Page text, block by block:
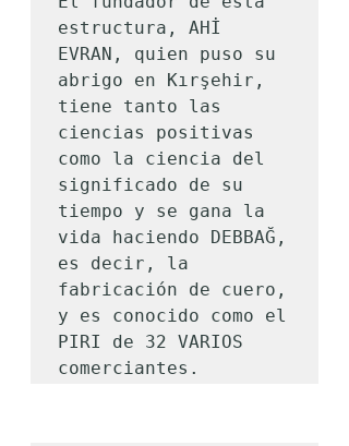
estructura, AHİ
EVRAN, quien puso su
abrigo en Kırşehir,
tiene tanto las
ciencias positivas
como la ciencia del
significado de su
tiempo y se gana la
vida haciendo DEBBAĞ,
es decir, la
fabricación de cuero,
y es conocido como el
PIRI de 32 VARIOS
comerciantes.